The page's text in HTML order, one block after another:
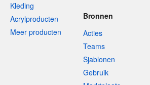
Kleding
Acrylproducten
Meer producten
Bronnen
Acties
Teams
Sjablonen
Gebruik